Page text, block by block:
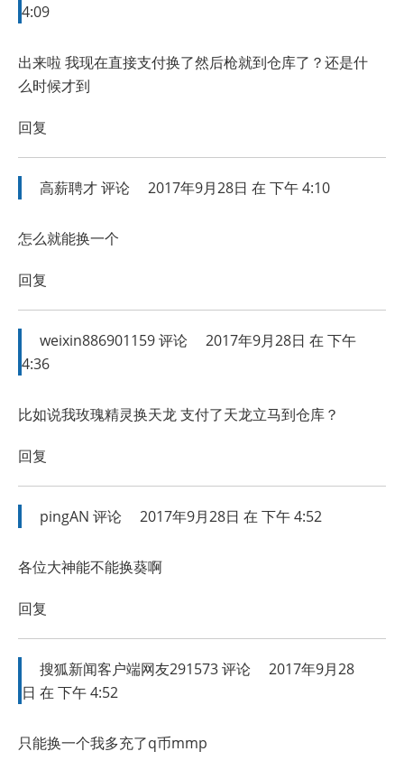
4:09
出来啦 我现在直接支付换了然后枪就到仓库了？还是什
么时候才到
回复
高薪聘才评论 2017年9月28日 在 下午 4:10
怎么就能换一个
回复
weixin886901159评论
2017年9月28日 在 下午
4:36
比如说我玫瑰精灵换天龙 支付了天龙立马到仓库？
回复
pingAN 评论 2017年9月28日 在 下午 4:52
各位大神能不能换葵啊
回复
搜狐新闻客户端网友291573评论
2017年9月28
日 在 下午 4:52
只能换一个我多充了q币mmp